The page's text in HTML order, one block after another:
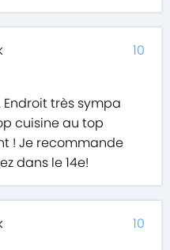
très sympa
cuisine au top
! Je recommande
dans le 14e!
10
10